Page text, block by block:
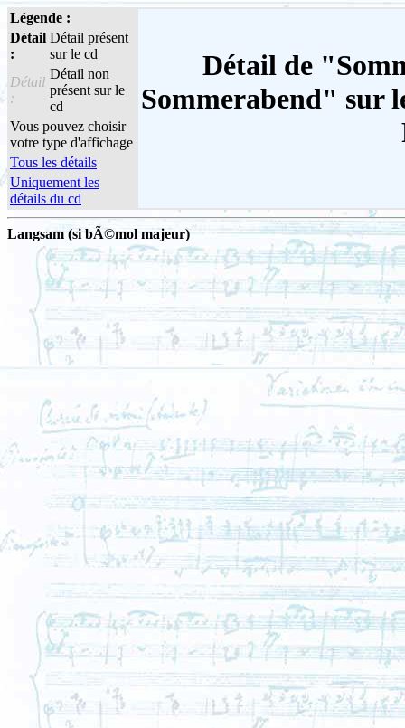
Légende :
Détail de
Sommerabend" sur
Détail
:
Détail présent
sur le cd
Détail
:
Détail non
présent sur le
cd
Vous pouvez choisir
votre type d'affichage
Tous les détails
Uniquement les
détails du cd
Langsam (si bÃ©mol majeur)